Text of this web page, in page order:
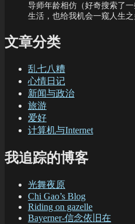
导师年龄相仿（好奇搜索了
生活，也给我机会一窥人生之
文章分类
乱七八糟
心情日记
新闻与政治
旅游
爱好
计算机与Internet
我追踪的博客
光舞夜原
Chi Gao’s Blog
Riding on gazelle
Bayerner-信念依旧在